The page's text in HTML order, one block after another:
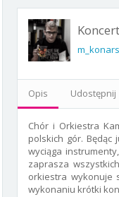
Opis Udostępnij
Chór i Orkiestra
polskich gór.
wyciąga
zaprasza
orkiestra wykonuje
wykonaniu krótki